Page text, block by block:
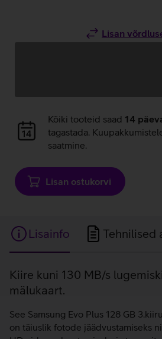
Lisan
laadimine
Andmete
laadimine
Kõiki tooteid saad 14
tagastada.
saatmine.
Lisan ostukorvi
Lisainfo Tehnilised
Lisainfo
Kiire kuni 130 MB/s
mälukaart.
See Samsung Evo Plus 128 GB
on täiuslik fotode jäädvustamiseks